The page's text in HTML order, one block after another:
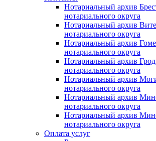
Нотариальный архив
нотариального округа
Нотариальный архив
нотариального округа
Нотариальный архив
нотариального округа
Нотариальный архив
нотариального округа
Нотариальный архив
нотариального округа
Нотариальный архив
нотариального округа
Нотариальный архив
нотариального округа
Оплата услуг